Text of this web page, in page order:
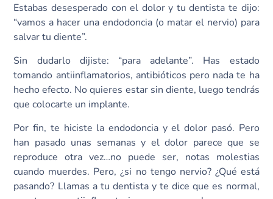
Estabas desesperado con el dolor y tu dentista te dijo:
“vamos a hacer una endodoncia (o matar el nervio) para
salvar tu diente”.
Sin dudarlo dijiste: “para adelante”. Has estado
tomando antiinflamatorios, antibióticos pero nada te ha
hecho efecto. No quieres estar sin diente, luego tendrás
que colocarte un implante.
Por fin, te hiciste la endodoncia y el dolor pasó. Pero
han pasado unas semanas y el dolor parece que se
reproduce otra vez…no puede ser, notas molestias
cuando muerdes. Pero, ¿si no tengo nervio? ¿Qué está
pasando? Llamas a tu dentista y te dice que es normal,